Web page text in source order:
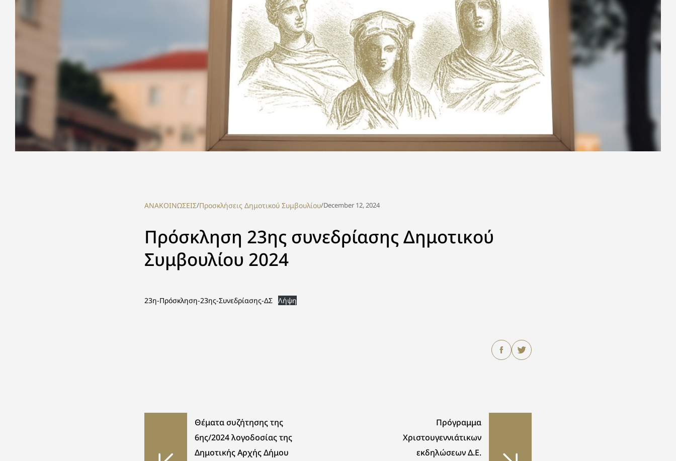
ΑΝΑΚΟΙΝΩΣΕΙΣ/Προσκλήσεις Δημοτικού Συμβουλίου/December 12, 2024
Πρόσκληση 23ης συνεδρίασης Δημοτικού
Συμβουλίου 2024
23η-Πρόσκληση-23ης-Συνεδρίασης-ΔΣ Λήψη
Θέματα συζήτησης της
6ης/2024 λογοδοσίας της
Δημοτικής Αρχής Δήμου
Πρόγραμμα
Χριστουγεννιάτικων
εκδηλώσεων Δ.Ε.